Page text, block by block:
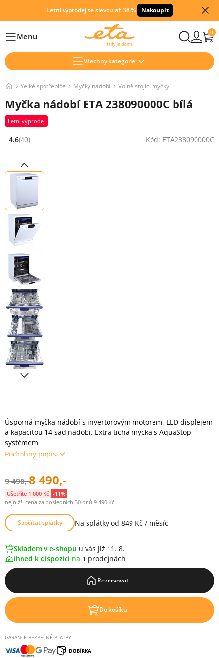
Letní výprodej se slevou až 38 % Nakoupit
HlavníMenu 0
Všechny kategorie
Velké spotřebiče Myčky nádobí Volně stojící myčky
Myčka nádobí ETA 238090000C bílá
Letní výprodej
Hodnocení: 4.6 z 5 (40 recenzí)
4.6(40) Kód: ETA238090000C
Úsporná myčka nádobí s invertorovým motorem, LED displejem
a kapacitou 14 sad nádobí. Extra tichá myčka s AquaStop
systémem
Podrobný popis
9 490,-8 490,-
Ušetříte 1 000 Kč -11%
nejnižší cena za posledních 30 dnů 9 490 Kč
Spočítat splátky Na splátky od 849 Kč / měsíc
Skladem v e-shopu u vás již 11. 8.
ihned k dispozici na 1 prodejnách
Rezervovat
Do košíku
GARANCE BEZPEČNÉ PLATBY